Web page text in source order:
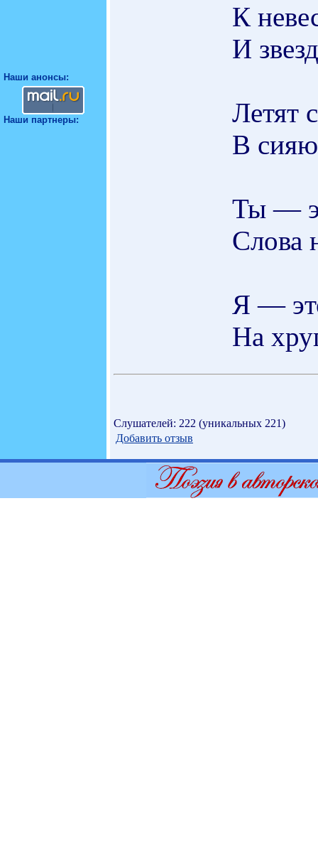
Наши анонсы:
Наши партнеры:
К
И
Летят
В
Ты —
Слова
Я —
На
Слушателей: 222 (уникальных 221)
Добавить отзыв